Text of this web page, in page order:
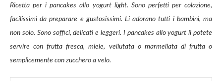
Ricetta per i pancakes allo yogurt light. Sono perfetti per colazione,
facilissimi da preparare e gustosissimi. Li adorano tutti i bambini, ma
non solo. Sono soffici, delicati e leggeri. I pancakes allo yogurt li potete
servire con frutta fresca, miele, vellutata o marmellata di frutta o
semplicemente con zucchero a velo.